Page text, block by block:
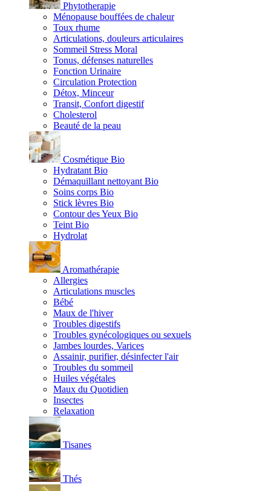
Phytotherapie
Ménopause bouffées de chaleur
Toux rhume
Articulations, douleurs articulaires
Sommeil Stress Moral
Tonus, défenses naturelles
Fonction Urinaire
Circulation Protection
Détox, Minceur
Transit, Confort digestif
Cholesterol
Beauté de la peau
Cosmétique Bio
Hydratant Bio
Démaquillant nettoyant Bio
Soins corps Bio
Stick lèvres Bio
Contour des Yeux Bio
Teint Bio
Hydrolat
Aromathérapie
Allergies
Articulations muscles
Bébé
Maux de l'hiver
Troubles digestifs
Troubles gynécologiques ou sexuels
Jambes lourdes, Varices
Assainir, purifier, désinfecter l'air
Troubles du sommeil
Huiles végétales
Maux du Quotidien
Insectes
Relaxation
Tisanes
Thés